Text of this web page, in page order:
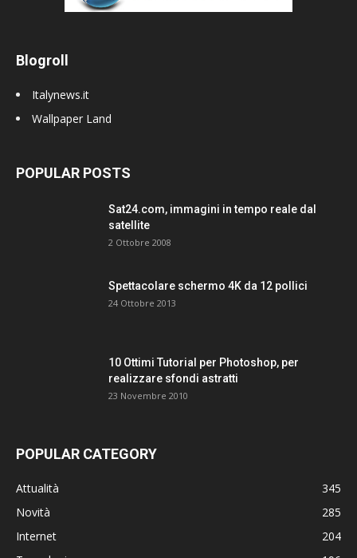
Blogroll
Italynews.it
Wallpaper Land
POPULAR POSTS
Sat24.com, immagini in tempo reale dal
satellite
2 Ottobre 2008
Spettacolare schermo 4K da 12 pollici
24 Ottobre 2013
10 Ottimi Tutorial per Photoshop, per
realizzare sfondi astratti
23 Novembre 2010
POPULAR CATEGORY
Attualità
345
Novità
285
Internet
204